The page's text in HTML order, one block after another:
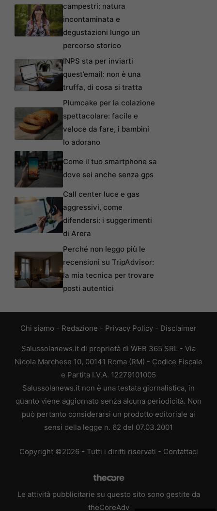
campestri: natura
incontaminata e
degustazioni lungo un
percorso storico
INPS sta per inviarti
quest’email: non è una
truffa, di cosa si tratta
Plumcake per la colazione
spettacolare: facile e
veloce da fare, i bambini
lo adorano
Come il tuo smartphone sa
dove sei anche senza gps
Call center luce e gas
aggressivi, come
difendersi: i suggerimenti
di Arera
Perché non leggo più le
recensioni su TripAdvisor:
la mia tecnica per trovare
posti autentici
Chi siamo - Redazione - Privacy Policy - Disclaimer
Salussolanews.it di proprietà di WEB 365 SRL - Via
Nicola Marchese 10, 00141 Roma (RM) - Codice Fiscale
e Partita I.V.A. 12279101005
Salussolanews.it non è una testata giornalistica, in
quanto viene aggiornato senza alcuna periodicità. Non
può pertanto considerarsi un prodotto editoriale ai
sensi della legge n. 62 del 07.03.2001
Copyright ©2026 - Tutti i diritti riservati - Contattaci
Le attività pubblicitarie su questo sito sono gestite da
theCoreAdv